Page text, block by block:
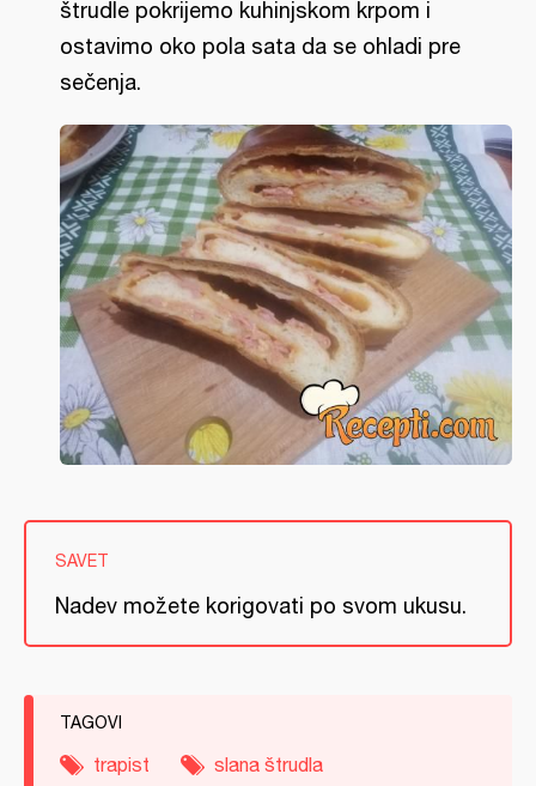
štrudle pokrijemo kuhinjskom krpom i
ostavimo oko pola sata da se ohladi pre
sečenja.
SAVET
Nadev možete korigovati po svom ukusu.
TAGOVI
trapist slana štrudla